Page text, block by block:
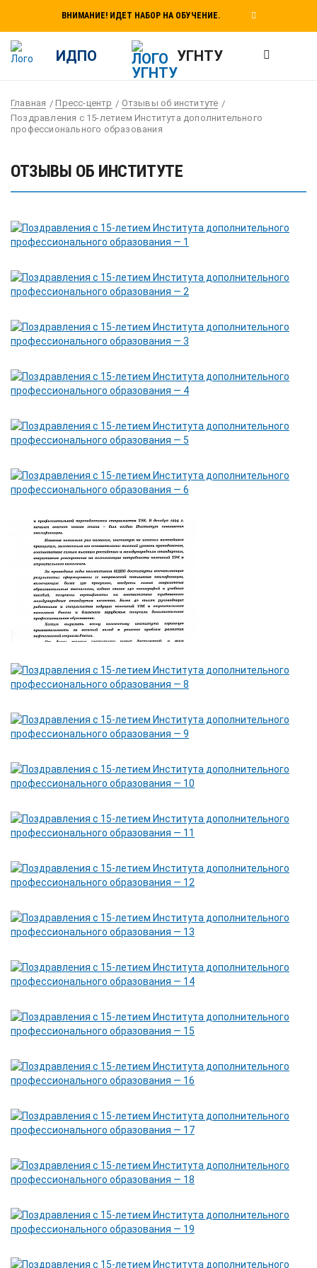
ВНИМАНИЕ! ИДЕТ НАБОР НА ОБУЧЕНИЕ.
ИДПО УГНТУ
Главная Пресс-центр
Отзывы об институте
Поздравления с 15-летием Института дополнительного
профессионального образования
ОТЗЫВЫ ОБ ИНСТИТУТЕ